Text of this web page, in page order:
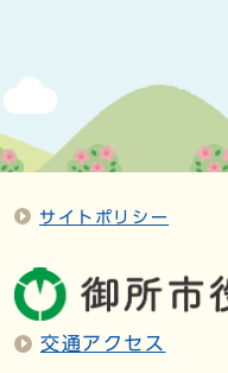
サイトポリシー
交通アクセス